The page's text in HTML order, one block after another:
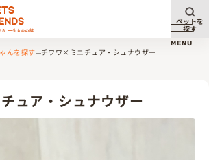
メニ
MENU
ペットを
探す
んを探す チワワ×ミニチュア・シュナウザー
ュア・シュナウザー